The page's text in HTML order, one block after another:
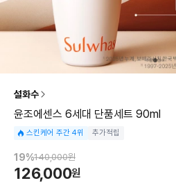
설화수
윤조에센스 6세대 단품세트 90ml
스킨케어 주간 4위 추가적립
19%140,000원
126,000원